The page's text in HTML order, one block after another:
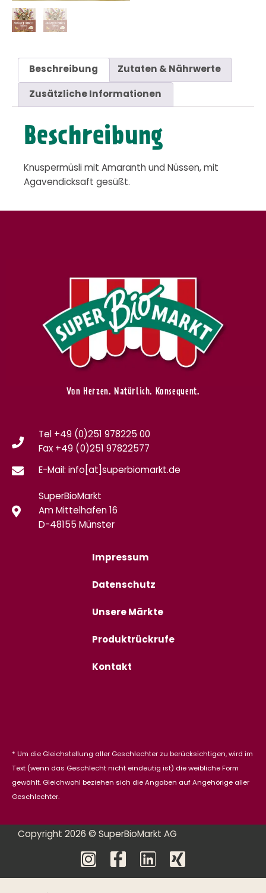
Beschreibung Zutaten & Nährwerte
Zusätzliche Informationen
Beschreibung
Knuspermüsli mit Amaranth und Nüssen, mit
Agavendicksaft gesüßt.
Von Herzen. Natürlich. Konsequent.
Tel +49 (0)251 978225 00
Fax +49 (0)251 97822577
E-Mail: info[at]superbiomarkt.de
SuperBioMarkt
Am Mittelhafen 16
D-48155 Münster
Impressum
Datenschutz
Unsere Märkte
Produktrückrufe
Kontakt
* Um die Gleichstellung aller Geschlechter zu berücksichtigen, wird im
Text (wenn das Geschlecht nicht eindeutig ist) die weibliche Form
gewählt. Gleichwohl beziehen sich die Angaben auf Angehörige aller
Geschlechter.
Copyright 2026 © SuperBioMarkt AG